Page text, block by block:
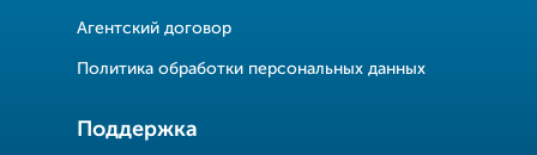
Агентский договор
Политика обработки персональных данных
Поддержка